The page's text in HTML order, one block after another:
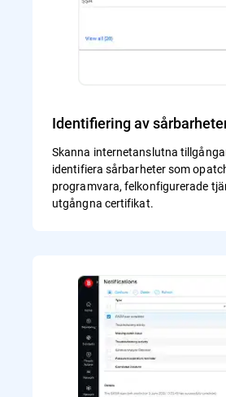
Identifiering av
Skanna internetanslutna
identifiera sårbarheter som
programvara, felkonfigurerade
utgångna certifikat.